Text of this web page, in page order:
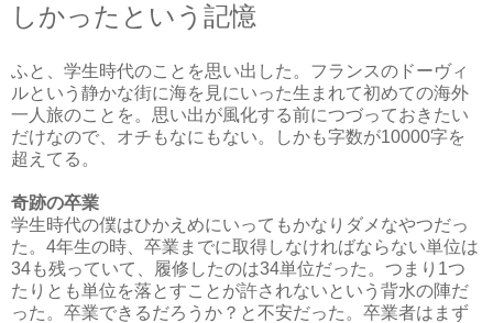
しかったという記憶
ふと、学生時代のことを思い出した。フランスのドーヴィ
ルという静かな街に海を見にいった生まれて初めての海外
一人旅のことを。思い出が風化する前につづっておきたい
だけなので、オチもなにもない。しかも字数が10000字を
超えてる。
奇跡の卒業
学生時代の僕はひかえめにいってもかなりダメなやつだっ
た。4年生の時、卒業までに取得しなければならない単位は
34も残っていて、履修したのは34単位だった。つまり1つ
たりとも単位を落とすことが許されないという背水の陣だ
った。卒業できるだろうか？と不安だった。卒業者はまず